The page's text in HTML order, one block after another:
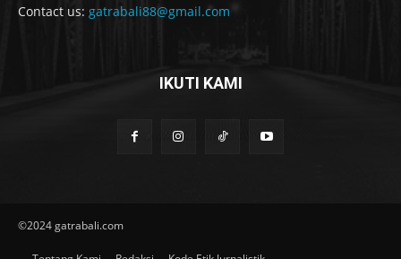
Contact us: gatrabali88@gmail.com
IKUTI KAMI
©2024 gatrabali.com